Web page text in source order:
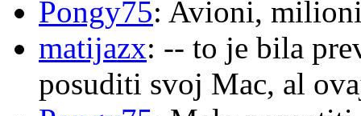
Pongy75: Avioni,
matijazx: -- to je bila
posuditi svoj Mac, al